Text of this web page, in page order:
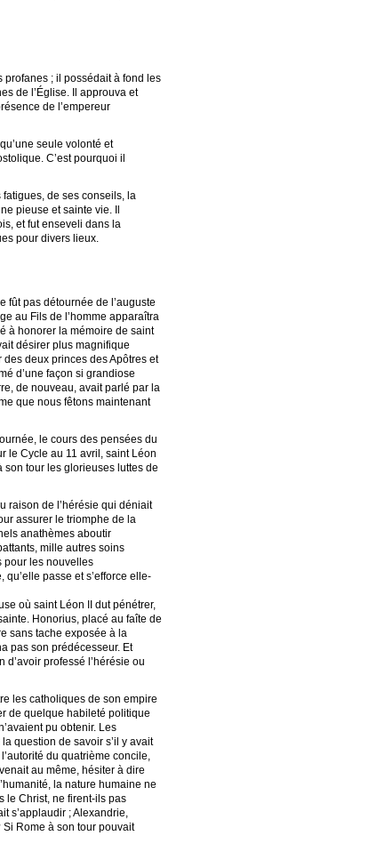
profanes ; il possédait à fond les
de l’Église. Il approuva et
de l’empereur
seule volonté et
C’est pourquoi il
de ses conseils, la
pieuse et sainte vie. Il
et fut enseveli dans la
pour divers lieux.
fût pas détournée de l’auguste
au Fils de l’homme apparaîtra
à honorer la mémoire de saint
désirer plus magnifique
deux princes des Apôtres et
d’une façon si grandiose
de nouveau, avait parlé par la
que nous fêtons maintenant
le cours des pensées du
le Cycle au 11 avril, saint Léon
son tour les glorieuses luttes de
raison de l’hérésie qui déniait
assurer le triomphe de la
anathèmes aboutir
mille autres soins
pour les nouvelles
passe et s’efforce elle-
où saint Léon II dut pénétrer,
Honorius, placé au faîte de
sans tache exposée à la
pas son prédécesseur. Et
professé l’hérésie ou
les catholiques de son empire
de quelque habileté politique
pu obtenir. Les
question de savoir s’il y avait
du quatrième concile,
au même, hésiter à dire
la nature humaine ne
le Christ, ne firent-ils pas
s’applaudir ; Alexandrie,
Si Rome à son tour pouvait